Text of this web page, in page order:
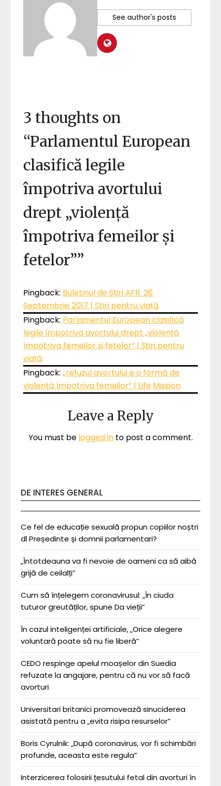
See author's posts
3 thoughts on
“Parlamentul European
clasifică legile
împotriva avortului
drept „violență
împotriva femeilor și
fetelor””
Pingback: Buletinul de Ştiri AFR. 26
Septembrie 2017 | Știri pentru viață
Pingback: Parlamentul European clasifică
legile împotriva avortului drept „violență
împotriva femeilor și fetelor” | Știri pentru
viață
Pingback:„refuzul avortului e o formă de
violenţă împotriva femeilor” | Life Mission
Leave a Reply
You must be logged into post a comment.
DE INTERES GENERAL
Ce fel de educație sexuală propun copiilor noștri
dl Președinte și domnii parlamentari?
„Întotdeauna va fi nevoie de oameni ca să aibă
grijă de ceilalți”
Cum să înțelegem coronavirusul: „În ciuda
tuturor greutăților, spune Da vieții”
În cazul inteligenței artificiale, „Orice alegere
voluntară poate să nu fie liberă”
CEDO respinge apelul moașelor din Suedia
refuzate la angajare, pentru că nu vor să facă
avorturi
Universitari britanici promovează sinuciderea
asistată pentru a „evita risipa resurselor”
Boris Cyrulnik: „După coronavirus, vor fi schimbări
profunde, aceasta este regula”
Interzicerea folosirii țesutului fetal din avorturi în